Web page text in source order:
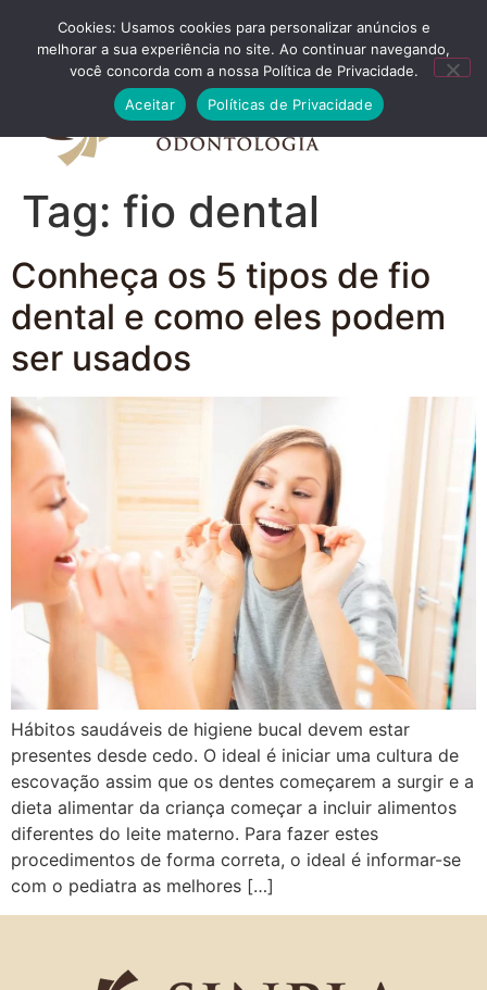
FALE CONOSCO
Tag: fio dental
Conheça os 5 tipos de fio
dental e como eles podem
ser usados
Hábitos saudáveis de higiene bucal devem estar
presentes desde cedo. O ideal é iniciar uma cultura de
escovação assim que os dentes começarem a surgir e a
dieta alimentar da criança começar a incluir alimentos
diferentes do leite materno. Para fazer estes
procedimentos de forma correta, o ideal é informar-se
com o pediatra as melhores […]
Cookies: Usamos cookies para personalizar anúncios e
melhorar a sua experiência no site. Ao continuar navegando,
você concorda com a nossa Política de Privacidade.
Aceitar
Políticas de Privacidade